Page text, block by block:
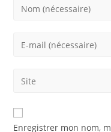
Enter
Enter
address
comment
Saisir
de
votre
Enregistrer mon nom,